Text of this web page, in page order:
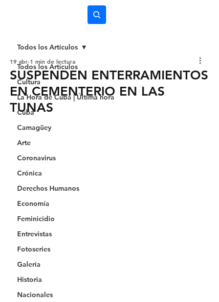
Todos los Artículos
Cultura
La Hora de Cuba | Última hora
Cuba
Camagüey
Arte
Coronavirus
Crónica
Derechos Humanos
Economía
Feminicidio
Entrevistas
Fotoseries
Galería
Historia
Nacionales
Todos los Artículos
SUSPENDEN ENTERRAMIENTOS
EN CEMENTERIO EN LAS
TUNAS
19 abr 1 min de lectura